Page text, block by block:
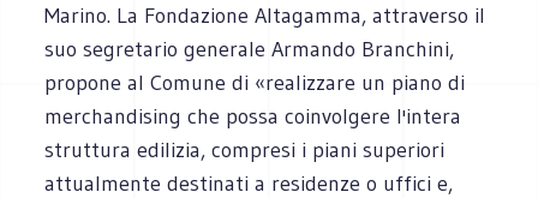
Marino. La Fondazione Altagamma, attraverso il
suo segretario generale Armando Branchini,
propone al Comune di «realizzare un piano di
merchandising che possa coinvolgere l'intera
struttura edilizia, compresi i piani superiori
attualmente destinati a residenze o uffici e,